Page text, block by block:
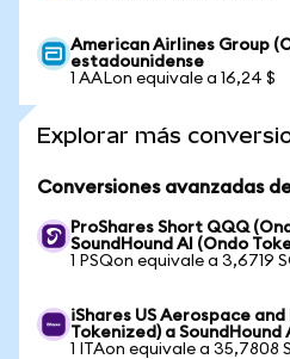
American Airlines Group
estadounidense
1 AALon equivale a 16,24 $
Explorar más
Conversiones avanzadas
ProShares Short QQQ
SoundHound AI (Ondo
1 PSQon equivale a 3,6719
iShares US Aerospace
Tokenized) a SoundHound
1 ITAon equivale a 35,7808